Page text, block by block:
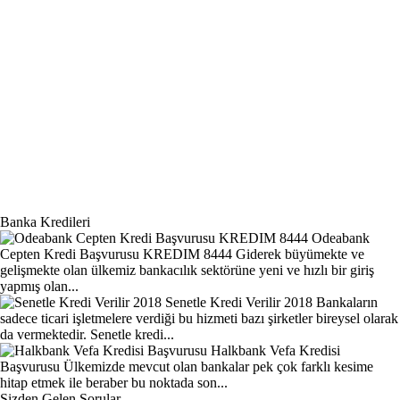
Banka Kredileri
Odeabank
Cepten Kredi Başvurusu KREDIM 8444 Giderek büyümekte ve
gelişmekte olan ülkemiz bankacılık sektörüne yeni ve hızlı bir giriş
yapmış olan...
Senetle Kredi Verilir 2018 Bankaların
sadece ticari işletmelere verdiği bu hizmeti bazı şirketler bireysel olarak
da vermektedir. Senetle kredi...
Halkbank Vefa Kredisi
Başvurusu Ülkemizde mevcut olan bankalar pek çok farklı kesime
hitap etmek ile beraber bu noktada son...